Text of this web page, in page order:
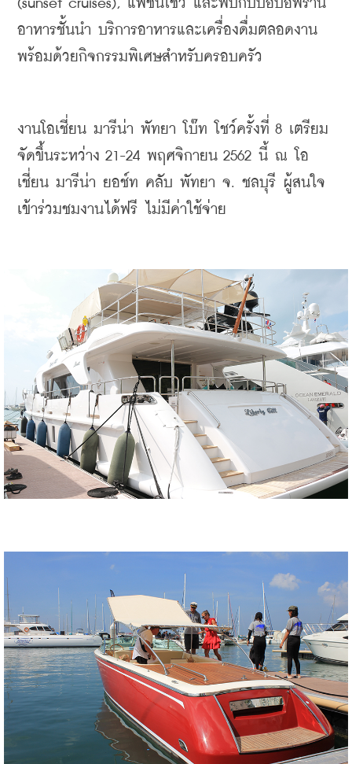
(sunset cruises), แฟชั่นโชว์
และพบกับป๊อบอัพร้าน
อาหารชั้นนำ บริการอาหารและเครื่องดื่มตลอดงาน
พร้อมด้วยกิจกรรมพิเศษสำหรับครอบครัว
งานโอเชี่ยน มารีน่า พัทยา โบ๊ท โชว์ครั้งที่ 8 เตรียม
จัดขึ้นระหว่าง 21-24 พฤศจิกายน 2562 นี้ ณ
โอ
เชี่ยน มารีน่า ยอช์ท คลับ พัทยา จ. ชลบุรี ผู้สนใจ
เข้าร่วมชมงานได้ฟรี
ไม่มีค่าใช้จ่าย